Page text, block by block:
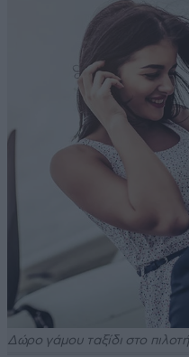
Δώρο γάμου ταξίδι στο